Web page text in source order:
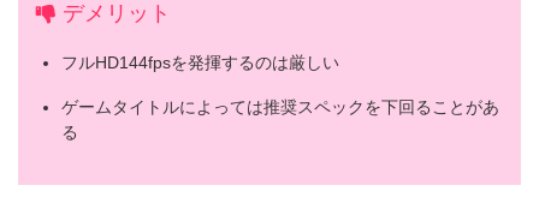
デメリット
フルHD144fpsを発揮するのは厳しい
ゲームタイトルによっては推奨スペックを下回ることがあ
る